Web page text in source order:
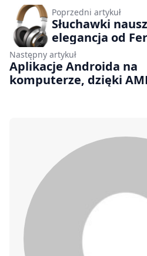
Poprzedni artykuł
Słuchawki
elegancja od
Następny artykuł
Aplikacje Androida na
komputerze, dzięki